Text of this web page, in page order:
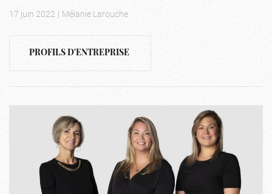
17 juin 2022 | Mélanie Larouche
PROFILS D'ENTREPRISE